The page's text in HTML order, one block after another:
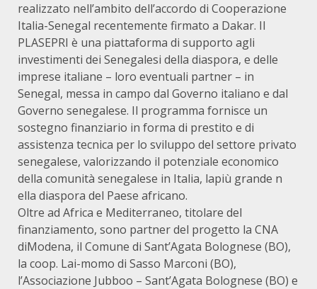
realizzato nell’ambito dell’accordo di Cooperazione
Italia-Senegal recentemente firmato a Dakar. Il
PLASEPRI è una piattaforma di supporto agli
investimenti dei Senegalesi della diaspora, e delle
imprese italiane – loro eventuali partner – in
Senegal, messa in campo dal Governo italiano e dal
Governo senegalese. Il programma fornisce un
sostegno finanziario in forma di prestito e di
assistenza tecnica per lo sviluppo del settore privato
senegalese, valorizzando il potenziale economico
della comunità senegalese in Italia, lapiù grande n
ella diaspora del Paese africano.
Oltre ad Africa e Mediterraneo, titolare del
finanziamento, sono partner del progetto la CNA
diModena, il Comune di Sant’Agata Bolognese (BO),
la coop. Lai-momo di Sasso Marconi (BO),
l’Associazione Jubboo – Sant’Agata Bolognese (BO) e